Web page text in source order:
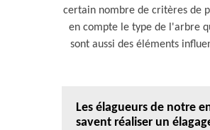
certain nombre de critères de
en compte le type de l'arbre
sont aussi des éléments
Les élagueurs de notre
savent réaliser un